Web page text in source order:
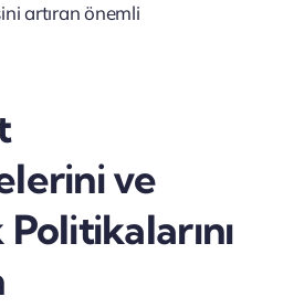
artıran önemli
ve